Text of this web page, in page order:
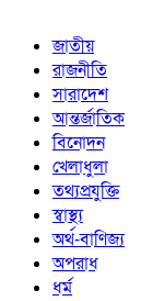
জাতীয়
রাজনীতি
সারাদেশ
আন্তর্জাতিক
বিনোদন
খেলাধুলা
তথ্যপ্রযুক্তি
স্বাস্থ্য
অর্থ-বাণিজ্য
অপরাধ
ধর্ম